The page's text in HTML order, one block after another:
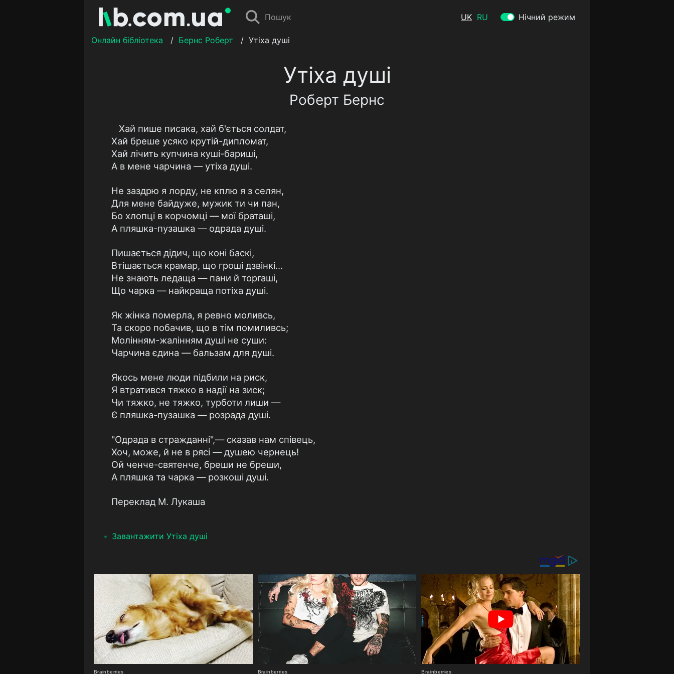
Пошук UK RU Нічний режим
Онлайн бібліотека / Бернс Роберт / Утіха душі
Утіха душі
Роберт Бернс
Хай пише писака, хай б'ється солдат,
Хай бреше усяко крутій-дипломат,
Хай лічить купчина куші-бариші,
А в мене чарчина — утіха душі.
Не заздрю я лорду, не кплю я з селян,
Для мене байдуже, мужик ти чи пан,
Бо хлопці в корчомці — мої браташі,
А пляшка-пузашка — одрада душі.
Пишається дідич, що коні баскі,
Втішається крамар, що гроші дзвінкі...
Не знають ледаща — пани й торгаші,
Що чарка — найкраща потіха душі.
Як жінка померла, я ревно моливсь,
Та скоро побачив, що в тім помиливсь;
Молінням-жалінням душі не суши:
Чарчина єдина — бальзам для душі.
Якось мене люди підбили на риск,
Я втратився тяжко в надії на зиск;
Чи тяжко, не тяжко, турботи лиши —
Є пляшка-пузашка — розрада душі.
"Одрада в стражданні",— сказав нам співець,
Хоч, може, й не в рясі — душею чернець!
Ой ченче-святенче, бреши не бреши,
А пляшка та чарка — розкоші душі.
Переклад М. Лукаша
Завантажити Утіха душі